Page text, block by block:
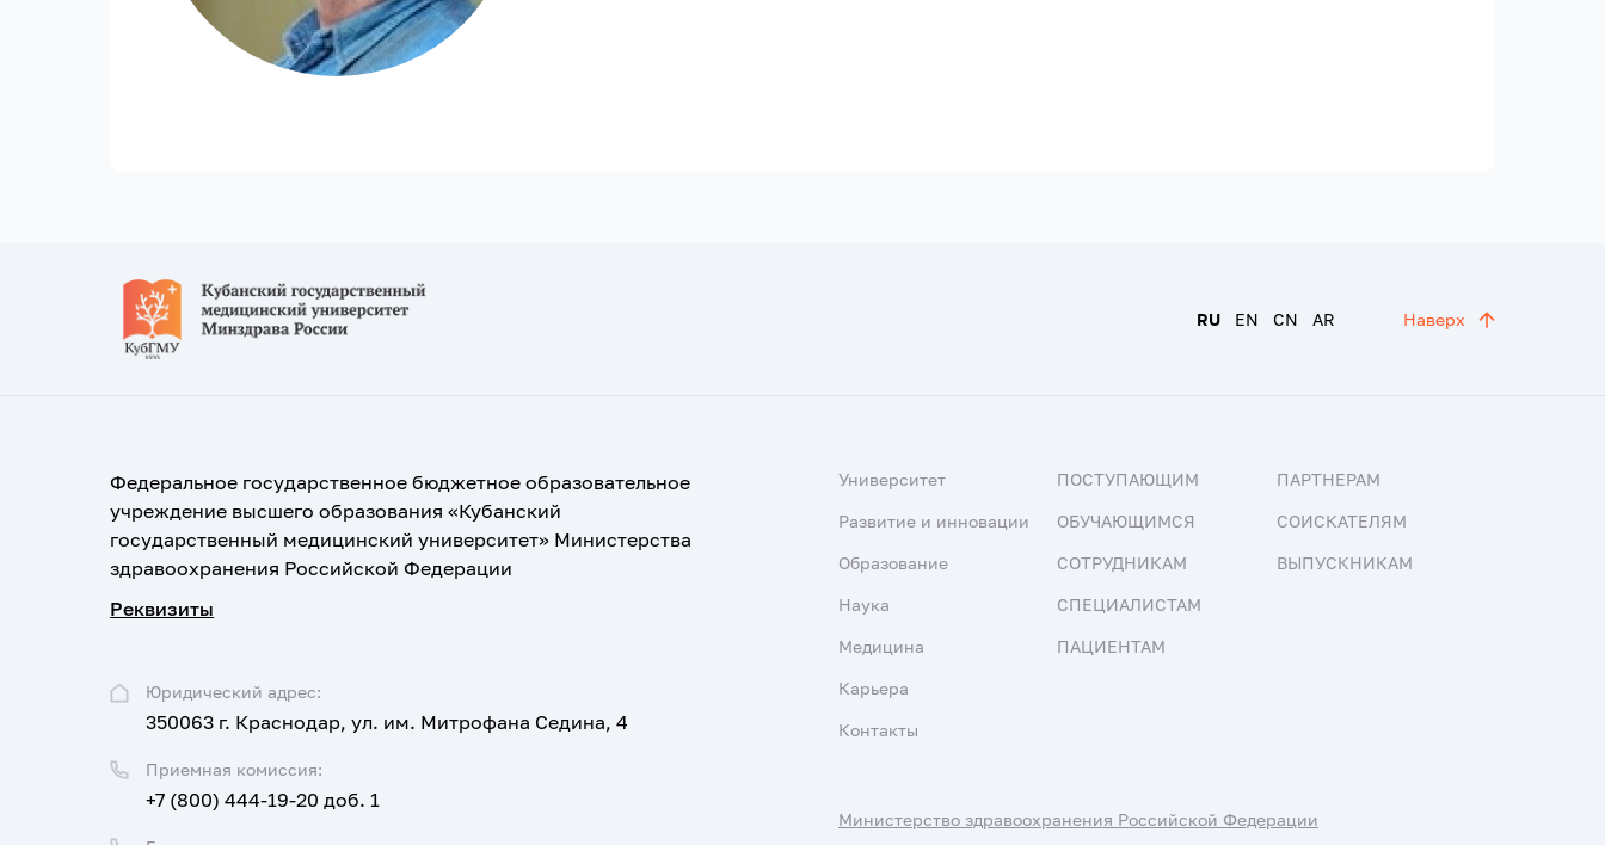
RU EN CN AR Наверх
Федеральное государственное бюджетное образовательное
учреждение высшего образования «Кубанский
государственный медицинский университет» Министерства
здравоохранения Российской Федерации
Реквизиты
Юридический адрес:
350063 г. Краснодар, ул. им. Митрофана Седина, 4
Приемная комиссия:
+7 (800) 444-19-20 доб. 1
Университет
Развитие и инновации
Образование
Наука
Медицина
Карьера
Контакты
ПОСТУПАЮЩИМ
ОБУЧАЮЩИМСЯ
СОТРУДНИКАМ
СПЕЦИАЛИСТАМ
ПАЦИЕНТАМ
ПАРТНЕРАМ
СОИСКАТЕЛЯМ
ВЫПУСКНИКАМ
Министерство здравоохранения Российской Федерации